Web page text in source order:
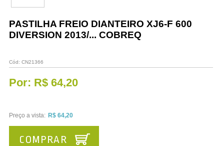
Vestuário
Promoções
PASTILHA FREIO DIANTEIRO XJ6-F 600
DIVERSION 2013/... COBREQ
Cód: CN21366
Por: R$ 64,20
Preço a vista: R$ 64,20
COMPRAR